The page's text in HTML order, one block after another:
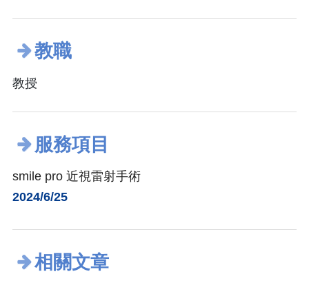
教職
教授
服務項目
smile pro 近視雷射手術
2024/6/25
相關文章